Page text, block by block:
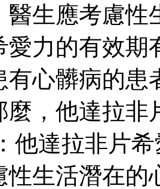
醫生應考慮性
愛力的有效期
有心髒病的患
麼，他達拉
他達拉非片
性生活潛在的